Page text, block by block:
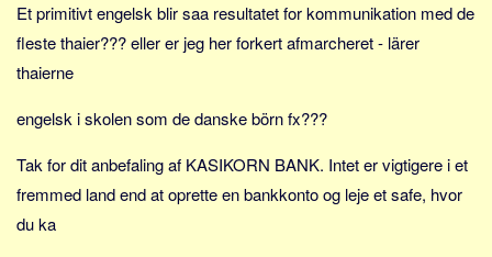
Et primitivt engelsk blir saa resultatet for kommunikation med de
fleste thaier??? eller er jeg her forkert afmarcheret - lärer
thaierne
engelsk i skolen som de danske börn fx???
Tak for dit anbefaling af KASIKORN BANK. Intet er vigtigere i et
fremmed land end at oprette en bankkonto og leje et safe, hvor
du ka